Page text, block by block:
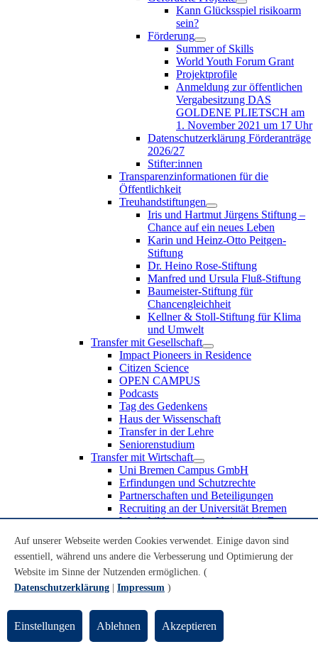
Kann Glücksspiel risikoarm
sein?
Förderung
Summer of Skills
World Youth Forum Grant
Projektprofile
Anmeldung zur öffentlichen
Vergabesitzung DAS
GOLDENE PLIETSCH am
1. November 2021 um 17 Uhr
Datenschutzerklärung Förderanträge
2026/27
Stifter:innen
Transparenzinformationen für die
Öffentlichkeit
Treuhandstiftungen
Iris und Hartmut Jürgens Stiftung –
Chance auf ein neues Leben
Karin und Heinz-Otto Peitgen-
Stiftung
Dr. Heino Rose-Stiftung
Manfred und Ursula Fluß-Stiftung
Baumeister-Stiftung für
Chancengleichheit
Kellner & Stoll-Stiftung für Klima
und Umwelt
Transfer mit Gesellschaft
Impact Pioneers in Residence
Citizen Science
OPEN CAMPUS
Podcasts
Tag des Gedenkens
Haus der Wissenschaft
Transfer in der Lehre
Seniorenstudium
Transfer mit Wirtschaft
Uni Bremen Campus GmbH
Erfindungen und Schutzrechte
Partnerschaften und Beteiligungen
Recruiting an der Universität Bremen
Weiterbildung an der Universität Bremen
Schülerinnen und Schüler
MINT-Schnupperstudium
Schulklassen
Lehrkräfte
UniTransfer - Servicestelle für Transferaktivitäten
Transfermagazin der Universität Bremen
Auf unserer Webseite werden Cookies verwendet. Einige davon sind
essentiell, während uns andere die Verbesserung und Optimierung der
Website im Sinne der Nutzenden ermöglichen. (
Datenschutzerklärung
Impressum )
Einstellungen Ablehnen Akzeptieren